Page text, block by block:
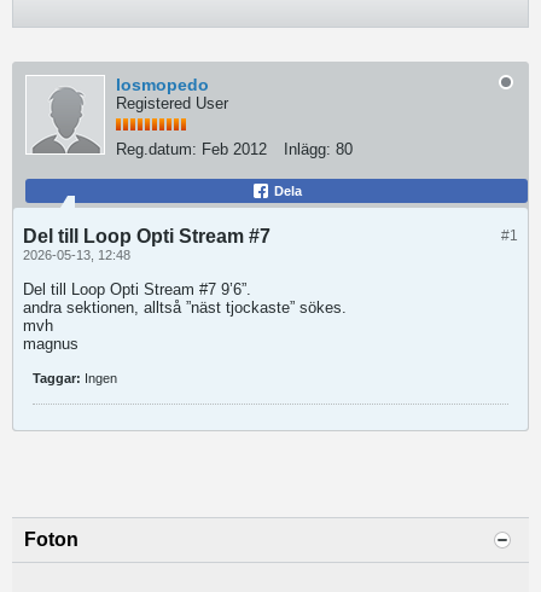
losmopedo
Registered User
Reg.datum: Feb 2012 Inlägg: 80
Dela
#1
Del till Loop Opti Stream #7
2026-05-13, 12:48
Del till Loop Opti Stream #7 9’6”.
andra sektionen, alltså ”näst tjockaste” sökes.
mvh
magnus
Taggar: Ingen
Foton